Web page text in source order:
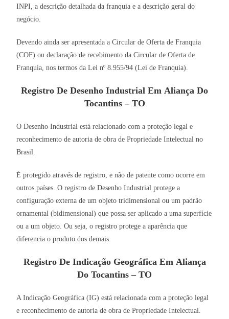
INPI, a descrição detalhada da franquia e a descrição geral do
negócio.
Devendo ainda ser apresentada a Circular de Oferta de Franquia
(COF) ou declaração de recebimento da Circular de Oferta de
Franquia, nos termos da Lei nº 8.955/94 (Lei de Franquia).
Registro De Desenho Industrial Em Aliança Do
Tocantins – TO
O Desenho Industrial está relacionado com a proteção legal e
reconhecimento de autoria de obra de Propriedade Intelectual no
Brasil.
É protegido através de registro, e não de patente como ocorre em
outros países. O registro de Desenho Industrial protege a
configuração externa de um objeto tridimensional ou um padrão
ornamental (bidimensional) que possa ser aplicado a uma superfície
ou a um objeto. Ou seja, o registro protege a aparência que
diferencia o produto dos demais.
Registro De Indicação Geográfica Em Aliança
Do Tocantins – TO
A Indicação Geográfica (IG) está relacionada com a proteção legal
e reconhecimento de autoria de obra de Propriedade Intelectual.